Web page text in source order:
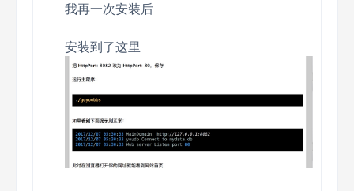
我再一次安装后
安装到了这里